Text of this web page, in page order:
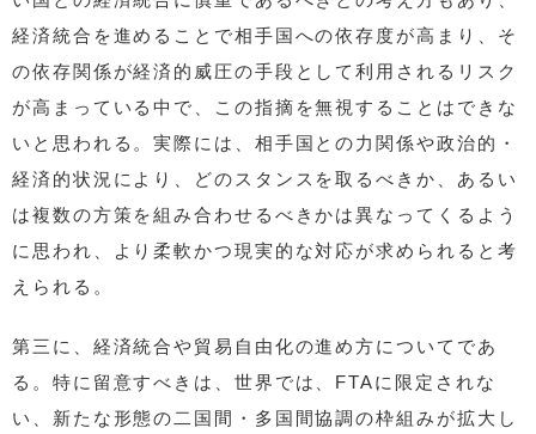
経済統合を進めることで相手国への依存度が高まり、そ
の依存関係が経済的威圧の手段として利用されるリスク
が高まっている中で、この指摘を無視することはできな
いと思われる。実際には、相手国との力関係や政治的・
経済的状況により、どのスタンスを取るべきか、あるい
は複数の方策を組み合わせるべきかは異なってくるよう
に思われ、より柔軟かつ現実的な対応が求められると考
えられる。
第三に、経済統合や貿易自由化の進め方についてであ
る。特に留意すべきは、世界では、FTAに限定されな
い、新たな形態の二国間・多国間協調の枠組みが拡大し